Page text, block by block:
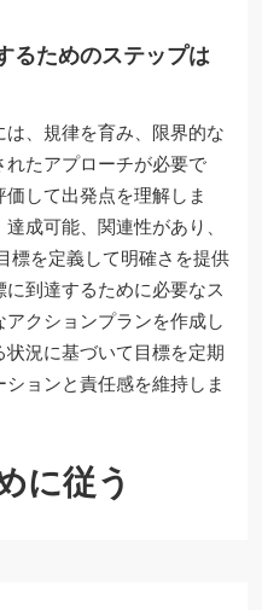
るためのステップは
、規律を育み、限界的な
たアプローチが必要で
して出発点を理解しま
成可能、関連性があり、
標を定義して明確さを提供
到達するために必要なス
クションプランを作成し
況に基づいて目標を定期
ョンと責任感を維持しま
に従う